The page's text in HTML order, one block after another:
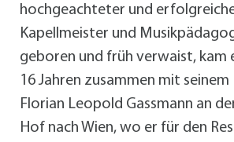
hochgeachteter und
Kapellmeister und
geboren und früh verwaist, kam
16 Jahren zusammen mit
Florian Leopold Gassmann an
Hof nach Wien, wo er für den